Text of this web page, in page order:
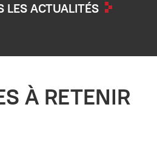
LES ACTUALITÉS
À RETENIR